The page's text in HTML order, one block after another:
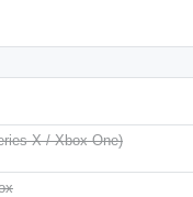
X / Xbox One)